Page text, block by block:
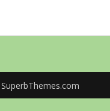
SuperbThemes.com